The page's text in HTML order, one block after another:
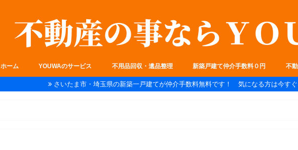
ホーム YOUWAのサービス 不用品回収・遺品整理 新築戸建て仲介手数料０円 不
さいたま市・埼玉県の新築一戸建てが仲介手数料無料です！ 気になる方は今すぐ